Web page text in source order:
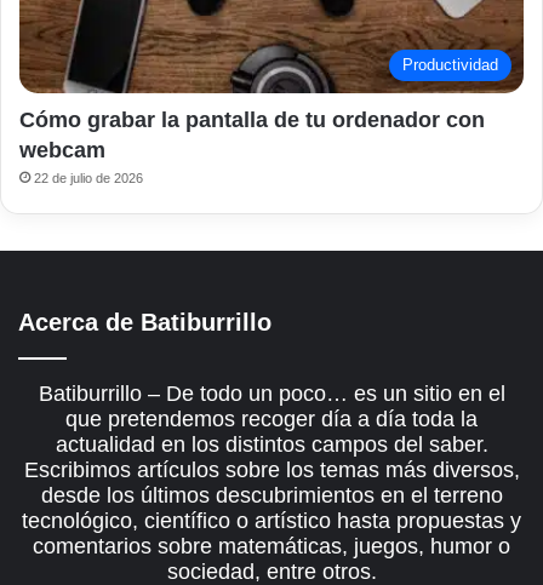
Productividad
Cómo grabar la pantalla de tu ordenador con
webcam
22 de julio de 2026
Acerca de Batiburrillo
Batiburrillo – De todo un poco… es un sitio en el
que pretendemos recoger día a día toda la
actualidad en los distintos campos del saber.
Escribimos artículos sobre los temas más diversos,
desde los últimos descubrimientos en el terreno
tecnológico, científico o artístico hasta propuestas y
comentarios sobre matemáticas, juegos, humor o
sociedad, entre otros.